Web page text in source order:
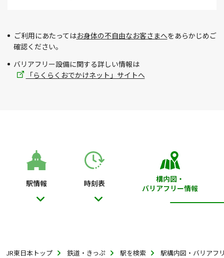
ご利用にあたってはお身体の不自由なお客さまへをあらかじめご
確認ください。
バリアフリー設備に関する詳しい情報は
「らくらくおでかけネット」サイトへ
駅情報 時刻表
構内図・
バリアフリー情報
JR東日本トップ 鉄道・きっぷ 駅を検索 駅構内図・バリアフ